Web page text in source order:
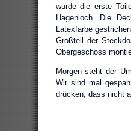
wurde die erste
Hagenloch. Die
Latexfarbe
Großteil der
Obergeschoss
Morgen steht der
Wir sind mal
drücken, dass nicht